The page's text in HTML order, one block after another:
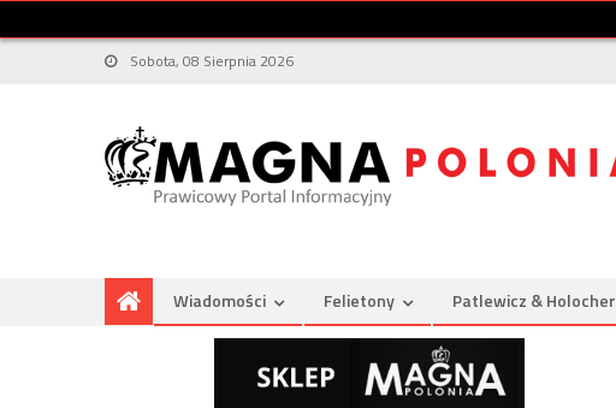
Sobota, 08 Sierpnia 2026
Wiadomości Felietony Patlewicz & Holocher